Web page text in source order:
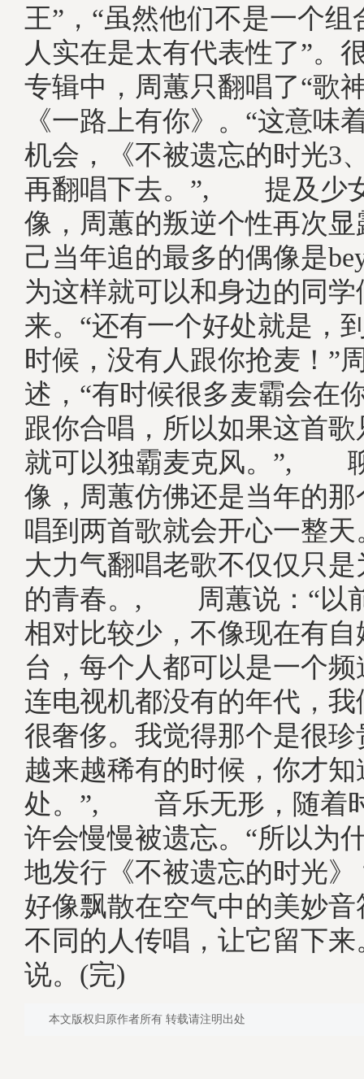
王”，“虽然他们不是一个
人实在是太有代表性了”。
专辑中，周蕙只翻唱了“歌
《一路上有你》。“这意味
机会，《不被遗忘的时光3
再翻唱下去。”, 提及少
像，周蕙的叛逆个性再次
己当年追的最多的偶像是
为这样就可以和身边的同
来。“还有一个好处就是，
时候，没有人跟你抢麦！”
述，“有时候很多麦霸会在
跟你合唱，所以如果这首
就可以独霸麦克风。”,
像，周蕙仿佛还是当年的
唱到两首歌就会开心一整
大力气翻唱老歌不仅仅只
的青春。, 周蕙说：“以
相对比较少，不像现在有
台，每个人都可以是一个
连电视机都没有的年代，
很奢侈。我觉得那个是很
越来越稀有的时候，你才
处。”, 音乐无形，随着
许会慢慢被遗忘。“所以为
地发行《不被遗忘的时光
好像飘散在空气中的美妙
不同的人传唱，让它留下来
说。(完)
本文版权归原作者所有 转载请注明出处